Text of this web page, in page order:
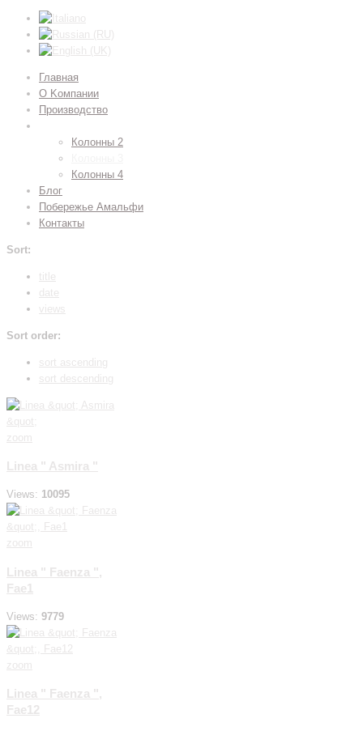
Главная
О Kомпании
Производство
Колонны 2
Колонны 4
Блог
Побережье Амальфи
Контакты
Sort:
title
date
views
Sort order:
sort ascending
sort descending
zoom
Linea " Asmira "
Views: 10095
zoom
Linea " Faenza ",
Fae1
Views: 9779
zoom
Linea " Faenza ",
Fae12